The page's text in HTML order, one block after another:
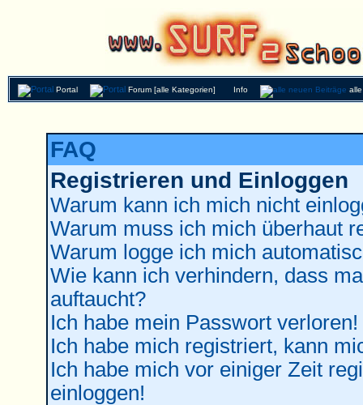
Portal Forum [alle Kategorien] Info
FAQ
Registrieren und Einloggen
Warum kann ich mich nicht
Warum muss ich mich überhaut
Warum logge ich mich
Wie kann ich verhindern, dass
auftaucht?
Ich habe mein Passwort verloren!
Ich habe mich registriert, kann
Ich habe mich vor einiger Zeit
einloggen!